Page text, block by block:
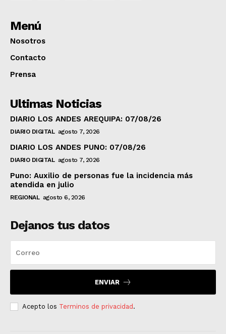
Menú
Nosotros
Contacto
Prensa
Ultimas Noticias
DIARIO LOS ANDES AREQUIPA: 07/08/26
DIARIO DIGITAL agosto 7, 2026
DIARIO LOS ANDES PUNO: 07/08/26
DIARIO DIGITAL agosto 7, 2026
Puno: Auxilio de personas fue la incidencia más
atendida en julio
REGIONAL agosto 6, 2026
Dejanos tus datos
ENVIAR
Acepto los Terminos de privacidad.